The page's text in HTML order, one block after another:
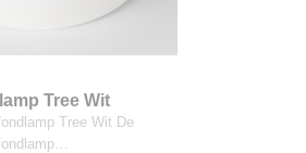
Tree Wit
Tree Wit De